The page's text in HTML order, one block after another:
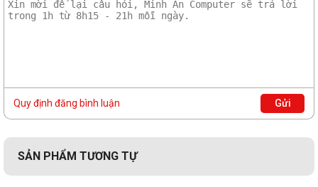
Quy định đăng bình luận Gửi
SẢN PHẨM TƯƠNG TỰ